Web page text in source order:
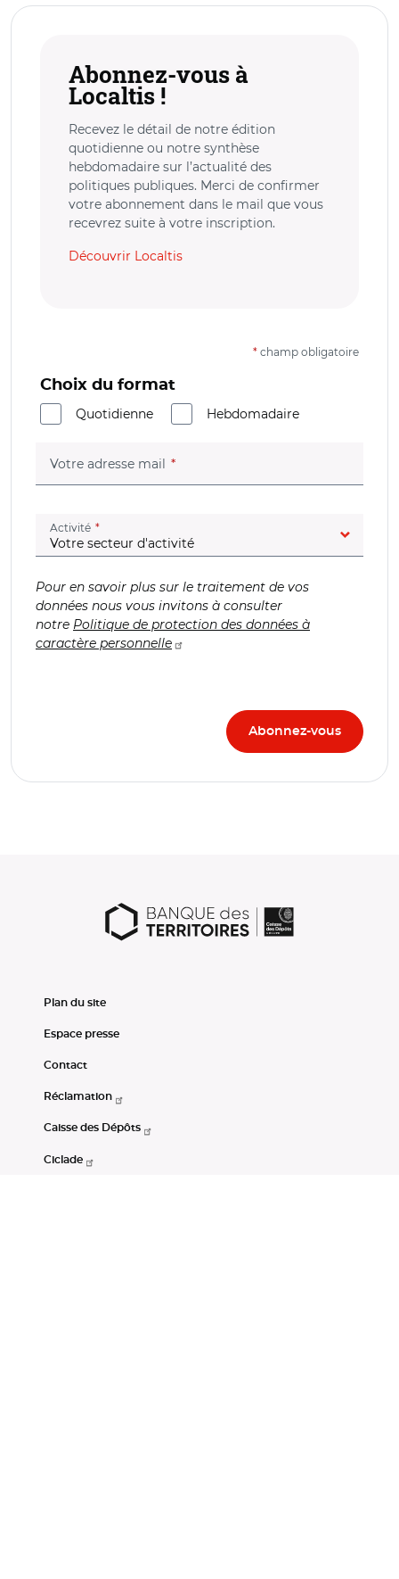
Abonnez-vous à
Localtis !
Recevez le détail de notre édition
quotidienne ou notre synthèse
hebdomadaire sur l’actualité des
politiques publiques. Merci de confirmer
votre abonnement dans le mail que vous
recevrez suite à votre inscription.
Découvrir Localtis
* champ obligatoire
Choix du format
Quotidienne
Hebdomadaire
Votre adresse mail (champ obligatoire)
Activité (champ obligatoire)
Pour en savoir plus sur le traitement de vos
données nous vous invitons à consulter
notre Politique de protection des données à
caractère personnelle
Plan du site
Espace presse
Contact
Réclamation
Caisse des Dépôts
Ciclade